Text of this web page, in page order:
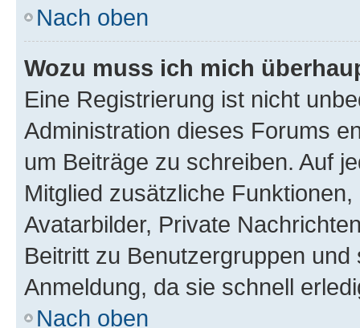
Nach oben
Wozu muss ich mich
Eine Registrierung ist nicht
Administration dieses Forums
um Beiträge zu schreiben. Auf
Mitglied zusätzliche
Avatarbilder, Private
Beitritt zu Benutzergruppen
Anmeldung, da sie schnell
Nach oben